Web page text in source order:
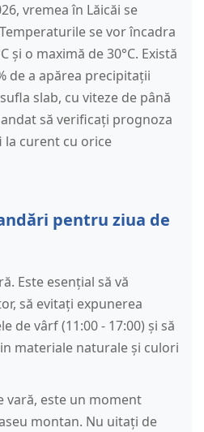
vremea în Lăicăi se
se vor încadra
și o maximă de 30°C. Există
de a apărea precipitații
slab, cu viteze de până
să verificați prognoza
la curent cu orice
pentru ziua de
Este esențial să vă
să evitați expunerea
de vârf (11:00 - 17:00) și să
materiale naturale și culori
vară, este un moment
montan. Nu uitați de